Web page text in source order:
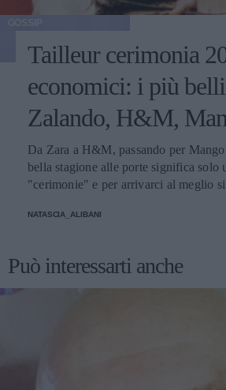
Tailleur cerimonia
economici: i più
Zalando, H&M,
Da Zara a H&M, passando per
bella stagione alle porte significa solo
"cerimonie" e per arrivarci al meglio
NATASCIA_ALIBANI
Può interessarti anche